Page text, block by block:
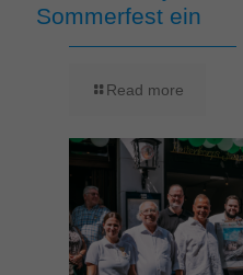
Sommerfest ein
Read more